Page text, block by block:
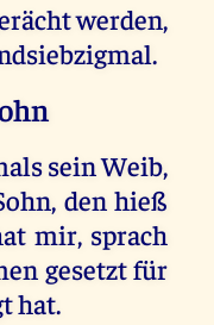
werden,
.
seinWeib,
, denhieß
mir, sprach
gesetztfür
hat.